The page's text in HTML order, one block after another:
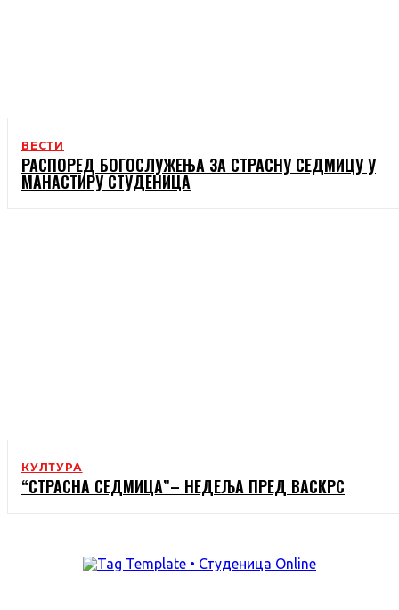
ВЕСТИ
РАСПОРЕД БОГОСЛУЖЕЊА ЗА СТРАСНУ СЕДМИЦУ У
МАНАСТИРУ СТУДЕНИЦА
КУЛТУРА
“СТРАСНА СЕДМИЦА”– НЕДЕЉА ПРЕД ВАСКРС